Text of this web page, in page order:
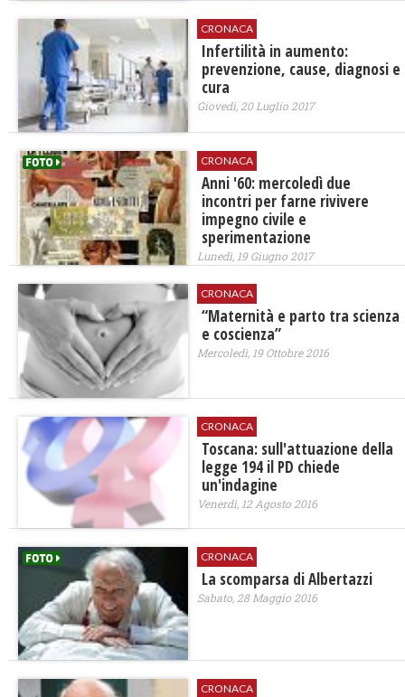
CRONACA
​Infertilità in aumento:
prevenzione, cause, diagnosi e
cura
Giovedì, 20 Luglio 2017
CRONACA
Anni '60: mercoledì due
incontri per farne rivivere
impegno civile e
sperimentazione
Lunedì, 19 Giugno 2017
CRONACA
​“Maternità e parto tra scienza
e coscienza”
Mercoledì, 19 Ottobre 2016
CRONACA
Toscana: sull'attuazione della
legge 194 il PD chiede
un'indagine
Venerdì, 12 Agosto 2016
CRONACA
La scomparsa di Albertazzi
Sabato, 28 Maggio 2016
CRONACA